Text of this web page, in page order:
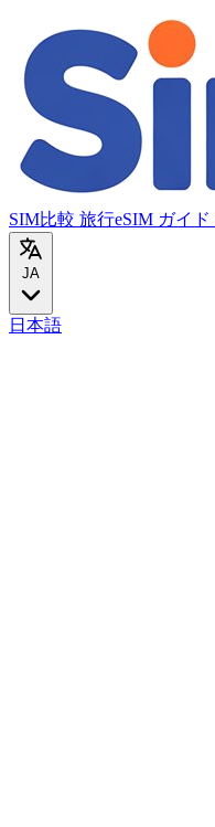
SIM比較 旅行eSIM ガイド
JA
日本語